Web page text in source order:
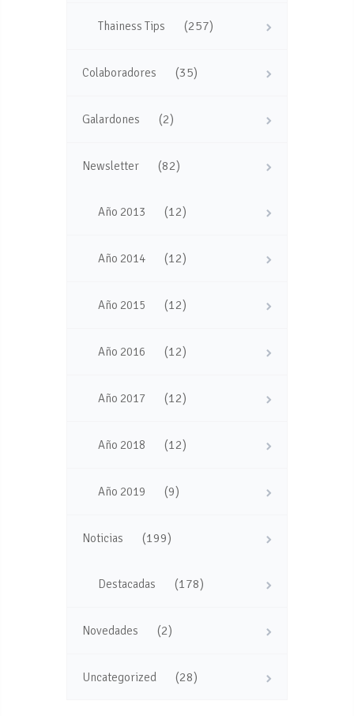
Thainess Tips (257)
Colaboradores (35)
Galardones (2)
Newsletter (82)
Año 2013 (12)
Año 2014 (12)
Año 2015 (12)
Año 2016 (12)
Año 2017 (12)
Año 2018 (12)
Año 2019 (9)
Noticias (199)
Destacadas (178)
Novedades (2)
Uncategorized (28)